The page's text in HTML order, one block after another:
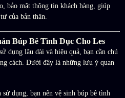
bảo mật thông tin khách hàng, giúp
của bản thân.
Búp Bê Tình Dục Cho Les
dụng lâu dài và hiệu quả, bạn cần chú
cách. Dưới đây là những lưu ý quan
sử dụng, bạn nên vệ sinh búp bê tình